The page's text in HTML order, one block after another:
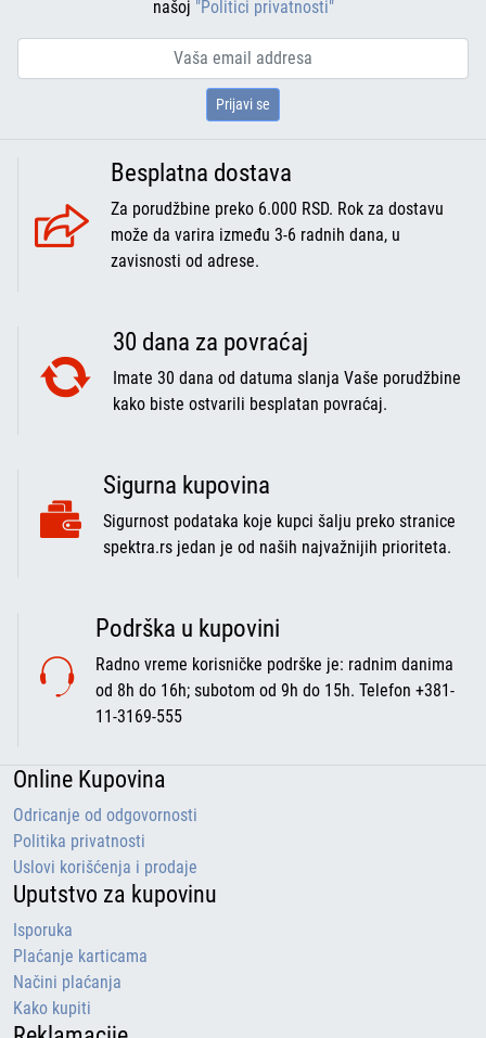
našoj "Politici privatnosti"
Prijavi se
Besplatna dostava
Za porudžbine preko 6.000 RSD. Rok za dostavu
može da varira između 3-6 radnih dana, u
zavisnosti od adrese.
30 dana za povraćaj
Imate 30 dana od datuma slanja Vaše porudžbine
kako biste ostvarili besplatan povraćaj.
Sigurna kupovina
Sigurnost podataka koje kupci šalju preko stranice
spektra.rs jedan je od naših najvažnijih prioriteta.
Podrška u kupovini
Radno vreme korisničke podrške je: radnim danima
od 8h do 16h; subotom od 9h do 15h. Telefon +381-
11-3169-555
Online Kupovina
Odricanje od odgovornosti
Politika privatnosti
Uslovi korišćenja i prodaje
Uputstvo za kupovinu
Isporuka
Plaćanje karticama
Načini plaćanja
Kako kupiti